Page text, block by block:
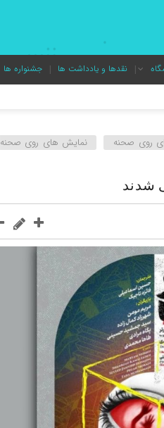
نقدها و یادداشت ها جشنواره ها
روی صحنه
نمایش های روی صحنه
شدند